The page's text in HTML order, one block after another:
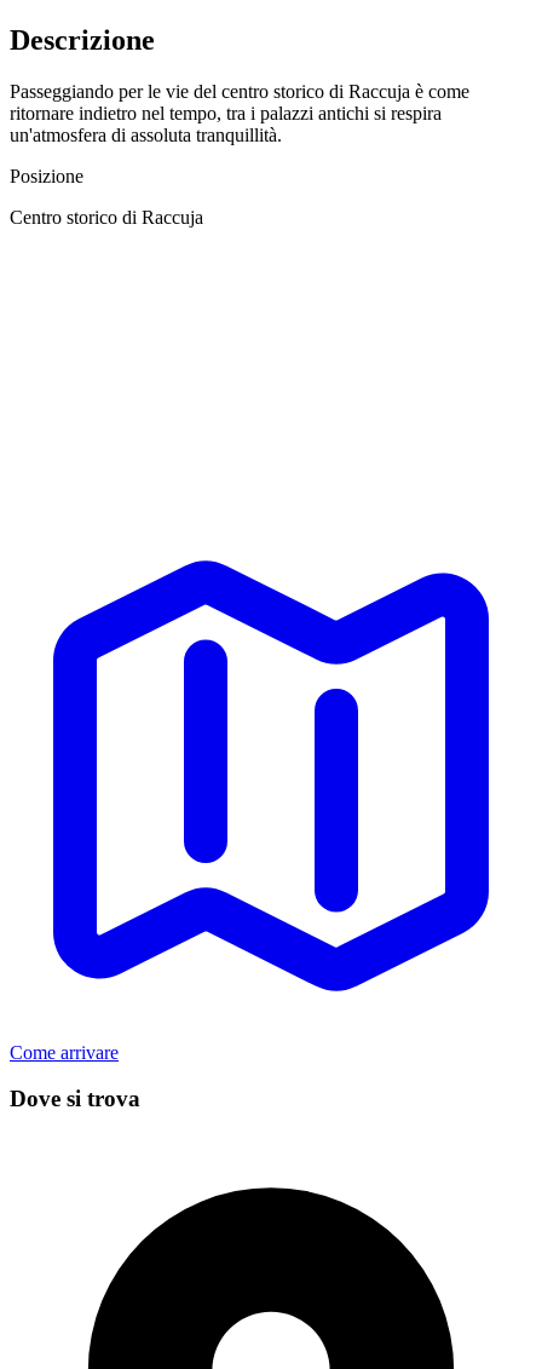
Descrizione
Passeggiando per le vie del centro storico di Raccuja è come
ritornare indietro nel tempo, tra i palazzi antichi si respira
un'atmosfera di assoluta tranquillità.
Posizione
Centro storico di Raccuja
Come arrivare
Dove si trova